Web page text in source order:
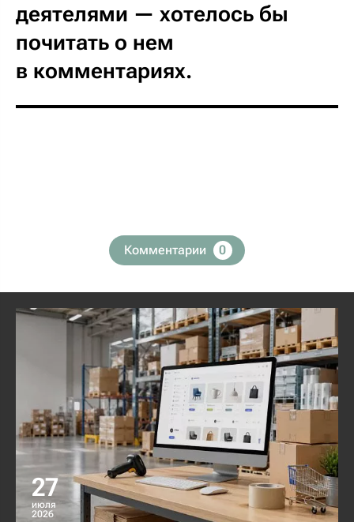
деятелями — хотелось бы
почитать о нем
в комментариях.
Комментарии 0
27
июля
2026